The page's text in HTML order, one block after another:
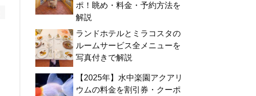
ポ！眺め・料金・予約方法を
解説
ランドホテルとミラコスタの
ルームサービス全メニューを
写真付きで解説
【2025年】水中楽園アクアリ
ウムの料金を割引券・クーポ